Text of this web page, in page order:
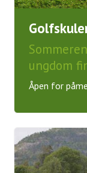
ungdom
Åpen for